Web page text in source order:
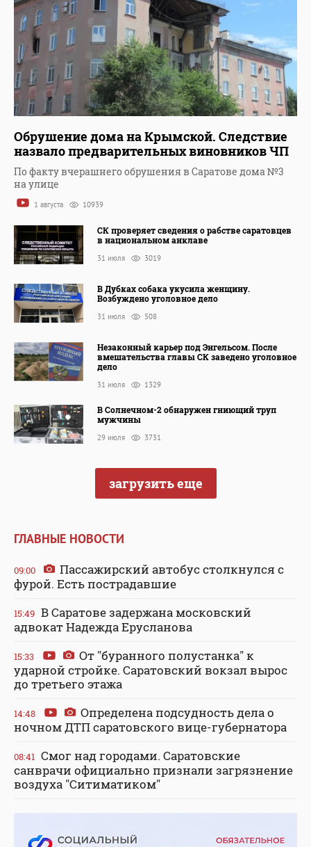
Обрушение дома на Крымской. Следствие
назвало предварительных виновников ЧП
По факту вчерашнего обрушения в Саратове дома №3
на улице
1 августа 10939
СК проверяет сведения о рабстве саратовцев
в национальном анклаве
31 июля 3019
В Дубках собака укусила женщину.
Возбуждено уголовное дело
31 июля 508
Незаконный карьер под Энгельсом. После
вмешательства главы СК заведено уголовное
дело
31 июля 1329
В Солнечном-2 обнаружен гниющий труп
мужчины
29 июля 3731
загрузить еще
ГЛАВНЫЕ НОВОСТИ
09:00
Пассажирский автобус столкнулся с
фурой. Есть пострадавшие
15:49 В Саратове задержана московский
адвокат Надежда Ерусланова
15:33
От "буранного полустанка" к
ударной стройке. Саратовский вокзал вырос
до третьего этажа
14:48
Определена подсудность дела о
ночном ДТП саратовского вице-губернатора
08:41 Смог над городами. Саратовские
санврачи официально признали загрязнение
воздуха "Ситиматиком"